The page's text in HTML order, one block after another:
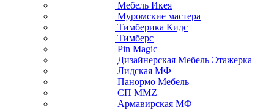
Мебель Икея
Муромские мастера
Тимберика Кидс
Тимберс
Pin Magic
Дизайнерская Мебель Этажерка
Лидская МФ
Панормо Мебель
СП ММZ
Армавирская МФ